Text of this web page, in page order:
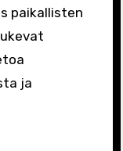
paikallisten
ja